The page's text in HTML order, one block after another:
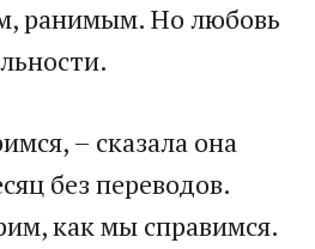
ранимым. Но любовь
– сказала она
без переводов.
как мы справимся.